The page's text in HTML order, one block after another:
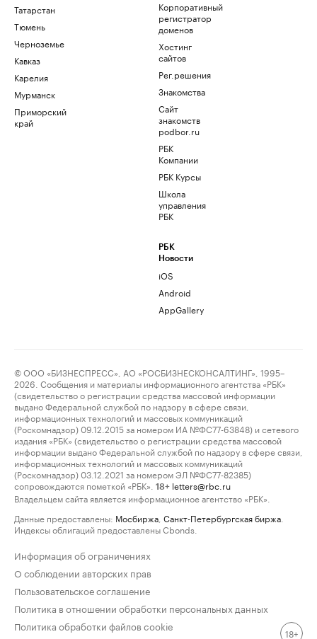
Татарстан
Тюмень
Черноземье
Кавказ
Карелия
Мурманск
Приморский
край
Корпоративный
регистратор
доменов
Хостинг
сайтов
Рег.решения
Знакомства
Сайт
знакомств
podbor.ru
РБК
Компании
РБК Курсы
Школа
управления
РБК
РБК
Новости
iOS
Android
AppGallery
© ООО «БИЗНЕСПРЕСС», АО «РОСБИЗНЕСКОНСАЛТИНГ», 1995–
2026. Сообщения и материалы информационного агентства «РБК»
(свидетельство о регистрации средства массовой информации
выдано Федеральной службой по надзору в сфере связи,
информационных технологий и массовых коммуникаций
(Роскомнадзор) 09.12.2015 за номером ИА №ФС77-63848) и сетевого
издания «РБК» (свидетельство о регистрации средства массовой
информации выдано Федеральной службой по надзору в сфере связи,
информационных технологий и массовых коммуникаций
(Роскомнадзор) 03.12.2021 за номером ЭЛ №ФС77-82385)
сопровождаются пометкой «РБК».
18+ letters@rbc.ru
Владельцем сайта является информационное агентство «РБК».
Данные предоставлены: Мосбиржа Санкт-Петербургская биржа
Индексы облигаций предоставлены Cbonds.
Информация об ограничениях
О соблюдении авторских прав
Пользовательское соглашение
Политика в отношении обработки персональных данных
Политика обработки файлов cookie
18+